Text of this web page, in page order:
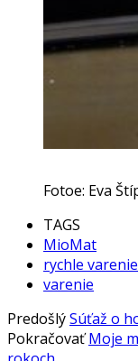
Fotoe: Eva
TAGS
MioMat
rychle varenie
varenie
PredošlýSúťaž o
Pokračovať Moje